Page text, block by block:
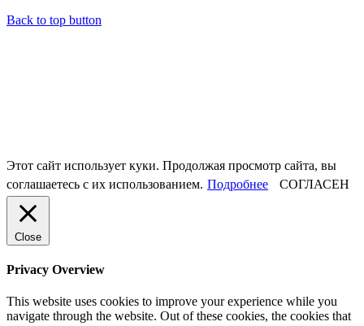
Back to top button
Этот сайт использует куки. Продолжая просмотр сайта, вы
соглашаетесь с их использованием. Подробнее СОГЛАСЕН
Close
Privacy Overview
This website uses cookies to improve your experience while you
navigate through the website. Out of these cookies, the cookies that